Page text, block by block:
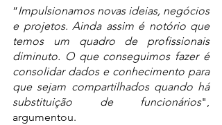
“Impulsionamos novas ideias, negócios
e projetos. Ainda assim é notório que
temos um quadro de profissionais
diminuto. O que conseguimos fazer é
consolidar dados e conhecimento para
que sejam compartilhados quando há
substituição de funcionários",
argumentou.